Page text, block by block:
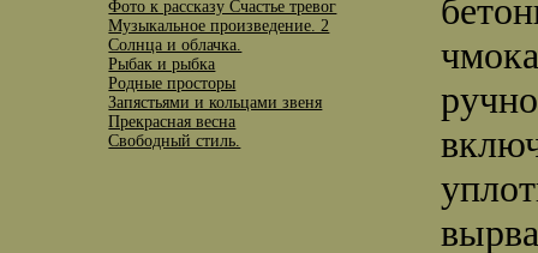
Фото к рассказу Счастье тревог
Музыкальное произведение. 2
Солнца и облачка.
Рыбак и рыбка
Родные просторы
Запястьями и кольцами звеня
Прекрасная весна
Свободный стиль.